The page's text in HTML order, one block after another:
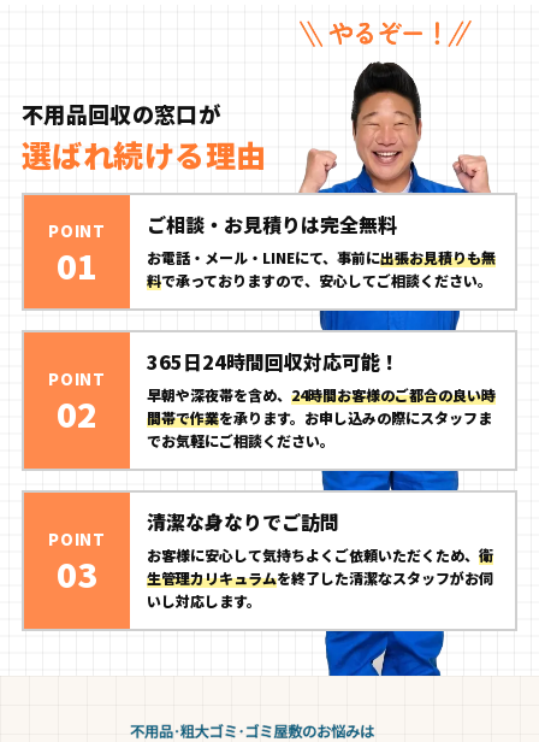
不用品回収の窓口が
選ばれ続ける理由
POINT
01
ご相談・お見積りは完全無料
お電話・メール・LINEにて、事前に出張お見積りも無
料で承っておりますので、安心してご相談ください。
POINT
02
365日24時間回収対応可能！
早朝や深夜帯を含め、 24時間お客様のご都合の良い時
間帯で作業を承ります。お申し込みの際にスタッフま
でお気軽にご相談ください。
POINT
03
清潔な身なりでご訪問
お客様に安心して気持ちよくご依頼いただくため、 衛
生管理カリキュラムを終了した清潔なスタッフがお伺
いし対応します。